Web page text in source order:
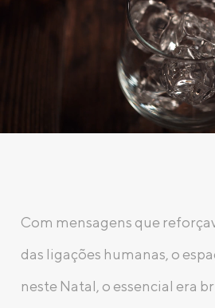
Com mensagens que
das ligações humanas, o
neste Natal, o essencial era